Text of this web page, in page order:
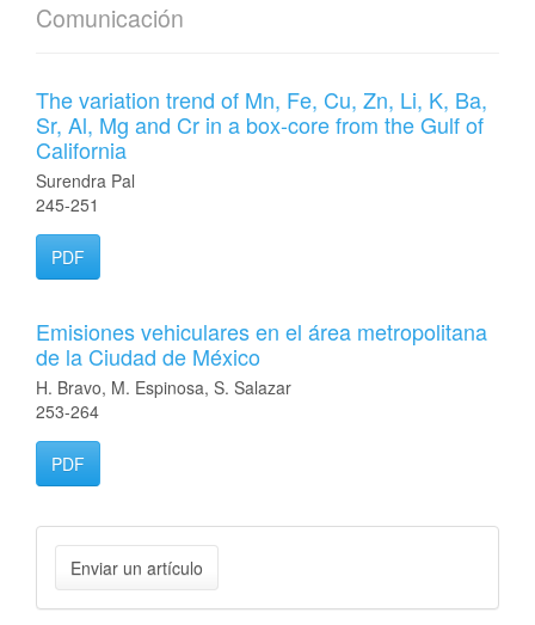
Comunicación
The variation trend of Mn, Fe, Cu, Zn, Li, K, Ba,
Sr, Al, Mg and Cr in a box-core from the Gulf of
California
Surendra Pal
245-251
PDF
Emisiones vehiculares en el área metropolitana
de la Ciudad de México
H. Bravo, M. Espinosa, S. Salazar
253-264
PDF
Enviar
unEnviar un artículo